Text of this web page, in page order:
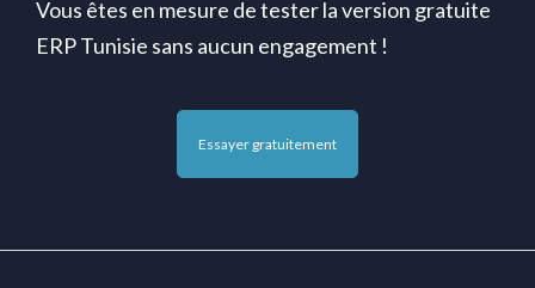
Vous êtes en mesure de tester la version gratuite
ERP Tunisie sans aucun engagement !
Essayer gratuitement